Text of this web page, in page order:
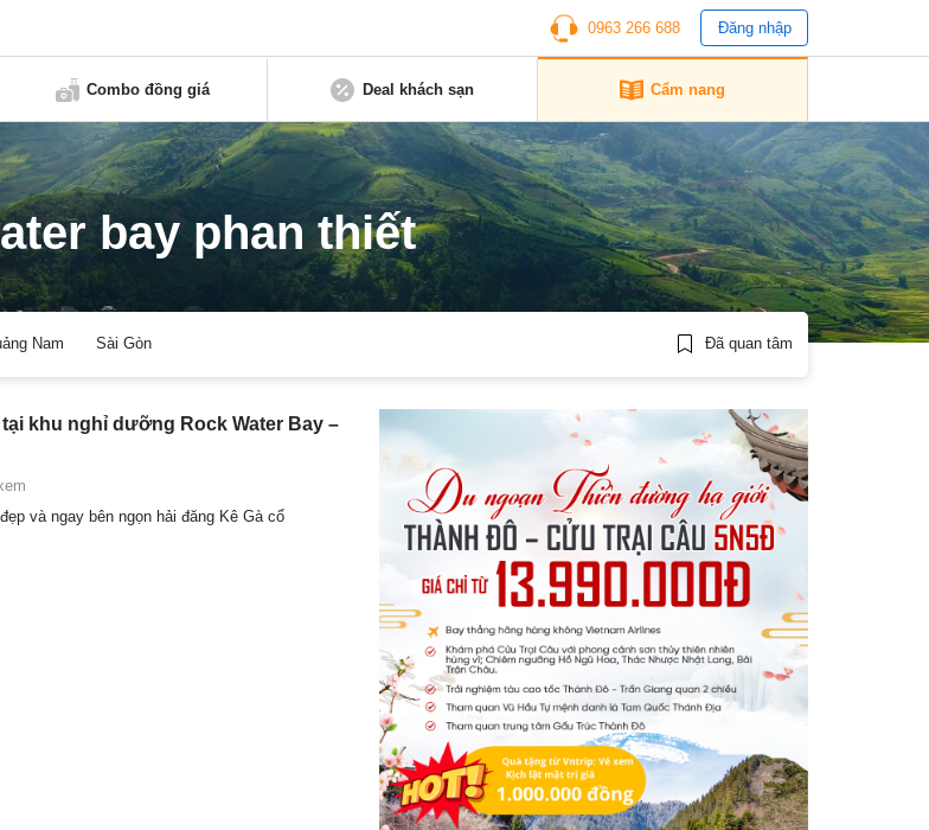
0963 266 688 Đăng nhập
Combo đồng giá Deal khách sạn Cẩm nang
bay phan thiết
Nam Sài Gòn Đã quan tâm
khu nghỉ dưỡng Rock Water Bay –
và ngay bên ngọn hải đăng Kê Gà cổ